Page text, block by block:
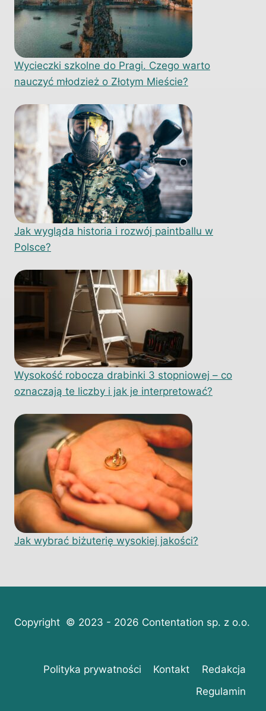
Wycieczki szkolne do Pragi. Czego warto
nauczyć młodzież o Złotym Mieście?
Jak wygląda historia i rozwój paintballu w
Polsce?
Wysokość robocza drabinki 3 stopniowej – co
oznaczają te liczby i jak je interpretować?
Jak wybrać biżuterię wysokiej jakości?
Copyright © 2023 - 2026 Contentation sp. z o.o.
Polityka prywatności Kontakt
Redakcja
Regulamin